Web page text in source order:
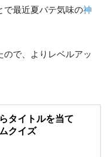
で最近夏バテ気味の神
で、よりレベルアッ
タイトルを当て
クイズ